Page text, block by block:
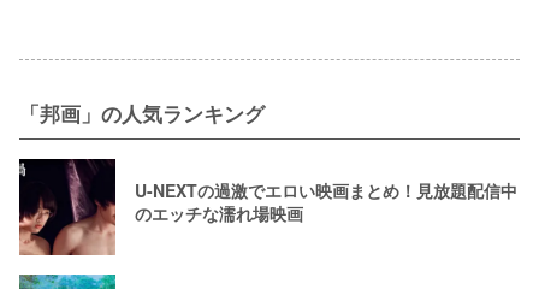
「邦画」の人気ランキング
U-NEXTの過激でエロい映画まとめ！見放題配信中
のエッチな濡れ場映画